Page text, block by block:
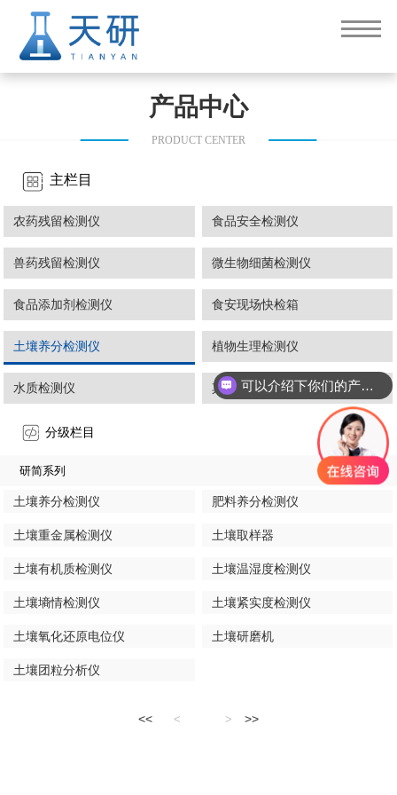
产品中心
PRODUCT CENTER
主栏目
农药残留检测仪 食品安全检测仪
兽药残留检测仪 微生物细菌检测仪
食品添加剂检测仪 食安现场快检箱
土壤养分检测仪 植物生理检测仪
水质检测仪 其他专用检测仪器
分级栏目
研简系列
土壤养分检测仪 肥料养分检测仪
土壤重金属检测仪 土壤取样器
土壤有机质检测仪 土壤温湿度检测仪
土壤墒情检测仪 土壤紧实度检测仪
土壤氧化还原电位仪 土壤研磨机
土壤团粒分析仪
<< < > >>
可以介绍下你们的产品么